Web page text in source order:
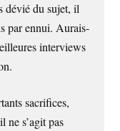
dévié du sujet, il
par ennui. Aurais-
interviews
sacrifices,
ne s’agit pas